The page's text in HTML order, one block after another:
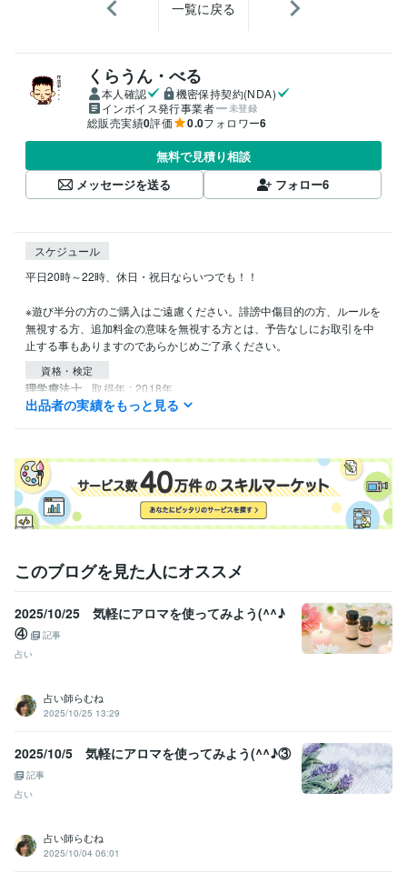
一覧に戻る
くらうん・べる
本人確認
機密保持契約(NDA)
インボイス発行事業者
未登録
総販売実績0評価 0.0フォロワー6
無料で見積り相談
メッセージを送る
フォロー6
スケジュール
平日20時～22時、休日・祝日ならいつでも！！
※遊び半分の方のご購入はご遠慮ください。誹謗中傷目的の方、ルールを
無視する方、追加料金の意味を無視する方とは、予告なしにお取引を中
止する事もありますのであらかじめご了承ください。
資格・検定
理学療法士 取得年 : 2018年
福祉住環境コーディネーター2級
メディカルアロマインストラクター
実習生指導者講習会受講済み 取得年 : 2022年
高齢者入浴アドバイザー 取得年 : 2022年
得意分野
学習指導・資格・キャリア相談
医療・福祉・ケア系、運動系、学習
医療・福祉系、学習面
出品者の実績をもっと見る
このブログを見た人にオススメ
2025/10/25 気軽にアロマを使ってみよう(^^♪
④
記事
占い
占い師らむね
2025/10/25 13:29
2025/10/5 気軽にアロマを使ってみよう(^^♪③
記事
占い
占い師らむね
2025/10/04 06:01